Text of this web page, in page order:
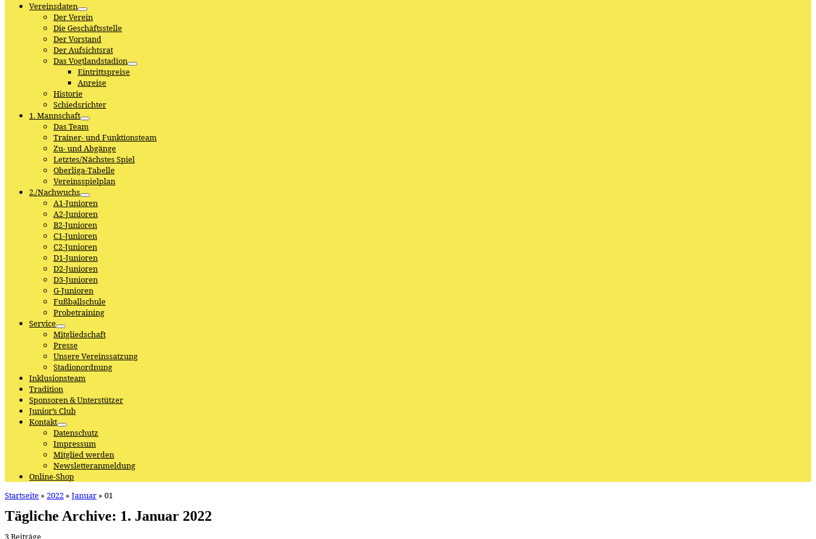
Vereinsdaten
Der Verein
Die Geschäftsstelle
Der Vorstand
Der Aufsichtsrat
Das Vogtlandstadion
Eintrittspreise
Anreise
Historie
Schiedsrichter
1. Mannschaft
Das Team
Trainer- und Funktionsteam
Zu- und Abgänge
Letztes/Nächstes Spiel
Oberliga-Tabelle
Vereinsspielplan
2./Nachwuchs
A1-Junioren
A2-Junioren
B2-Junioren
C1-Junioren
C2-Junioren
D1-Junioren
D2-Junioren
D3-Junioren
G-Junioren
Fußballschule
Probetraining
Service
Mitgliedschaft
Presse
Unsere Vereinssatzung
Stadionordnung
Inklusionsteam
Tradition
Sponsoren & Unterstützer
Junior’s Club
Kontakt
Datenschutz
Impressum
Mitglied werden
Newsletteranmeldung
Online-Shop
Startseite » 2022 » Januar » 01
Tägliche Archive: 1. Januar 2022
3 Beiträge